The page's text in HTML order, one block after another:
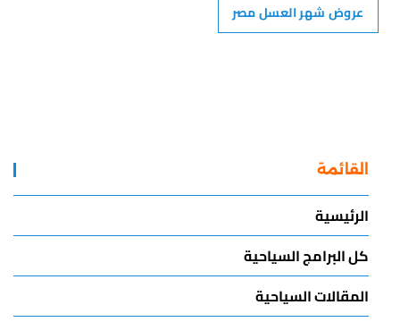
عروض شهر العسل مصر
القائمة
الرئيسية
كل البرامج السياحية
المقالات السياحية